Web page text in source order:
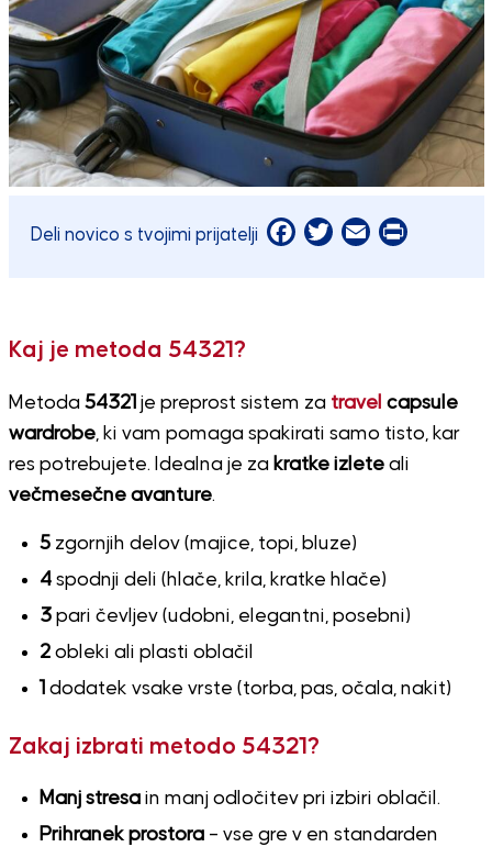
Deli novico s tvojimi prijatelji Facebook
Twitter
EmailPrint
Kaj je metoda 54321?
Metoda 54321 je preprost sistem za travel capsule
wardrobe, ki vam pomaga spakirati samo tisto, kar
res potrebujete. Idealna je za kratke izleteali
večmesečne avanture.
5zgornjih delov (majice, topi, bluze)
4spodnji deli (hlače, krila, kratke hlače)
3pari čevljev (udobni, elegantni, posebni)
2obleki ali plasti oblačil
1 dodatek vsake vrste (torba, pas, očala, nakit)
Zakaj izbrati metodo 54321?
Manj stresain manj odločitev pri izbiri oblačil.
Prihranek prostora– vse gre v en standarden